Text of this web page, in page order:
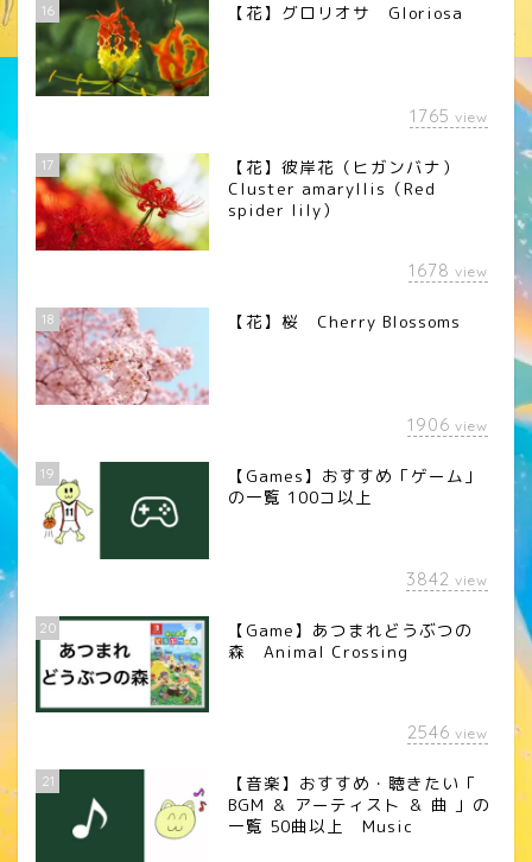
16 【花】グロリオサ Gloriosa
1765 view
17
【花】彼岸花（ヒガンバナ）
Cluster amaryllis（Red
spider lily）
1678 view
18 【花】桜 Cherry Blossoms
1906 view
19
【Games】おすすめ「ゲーム」
の一覧 100コ以上
3842 view
20
【Game】あつまれどうぶつの
森 Animal Crossing
2546 view
21
【音楽】おすすめ・聴きたい「
BGM ＆ アーティスト ＆ 曲 」の
一覧 50曲以上 Music